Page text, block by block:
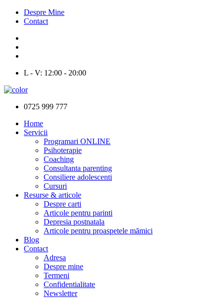
Despre Mine
Contact
L - V: 12:00 - 20:00
0725 999 777
Home
Servicii
Programari ONLINE
Psihoterapie
Coaching
Consultanta parenting
Consiliere adolescenti
Cursuri
Resurse & articole
Despre carti
Articole pentru parinti
Depresia postnatala
Articole pentru proaspetele mămici
Blog
Contact
Adresa
Despre mine
Termeni
Confidentialitate
Newsletter